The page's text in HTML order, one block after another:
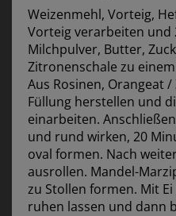
Weizenmehl, Vorteig,
Vorteig verarbeiten und
Milchpulver, Butter,
Zitronenschale zu
Aus Rosinen, Orangeat
Füllung herstellen und
einarbeiten.
und rund wirken, 20
oval formen. Nach
ausrollen. Mandel-
zu Stollen formen. Mit
ruhen lassen und dann